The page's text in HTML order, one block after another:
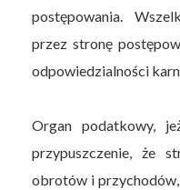
postępowania.
przez stronę
odpowiedzialności
Organ podatkowy,
przypuszczenie, że
obrotów i